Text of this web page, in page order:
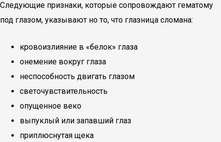
Следующие признаки, которые сопровождают гематому
под глазом, указывают но то, что глазница сломана:
кровоизлияние в «белок» глаза
онемение вокруг глаза
неспособность двигать глазом
светочувствительность
опущенное веко
выпуклый или запавший глаз
приплюснутая щека